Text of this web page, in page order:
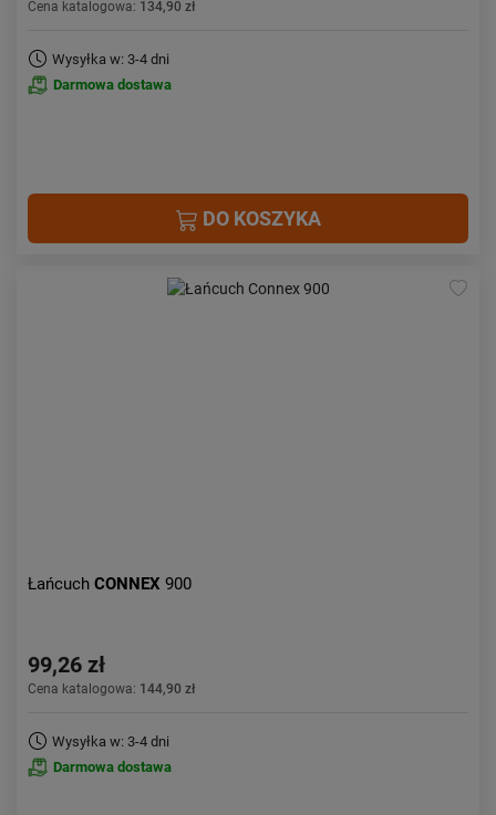
Cena katalogowa: 134,90 zł
Wysyłka w: 3-4 dni
Darmowa dostawa
DO KOSZYKA
Łańcuch CONNEX 900
99,26 zł
Cena katalogowa: 144,90 zł
Wysyłka w: 3-4 dni
Darmowa dostawa